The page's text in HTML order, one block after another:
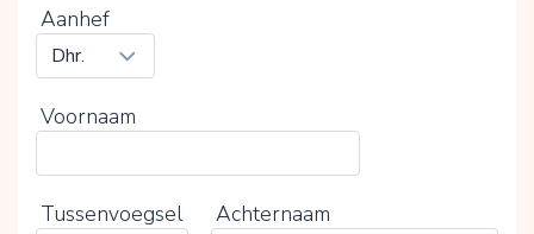
Aanhef
Voornaam
Tussenvoegsel Achternaam